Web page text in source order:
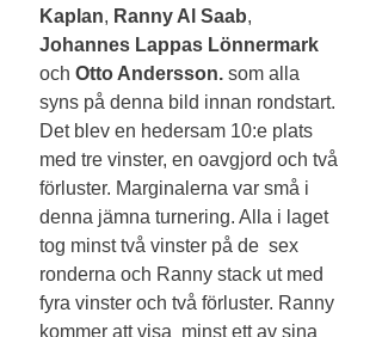
Kaplan, Ranny Al Saab,
Johannes Lappas Lönnermark
och Otto Andersson. som alla
syns på denna bild innan rondstart.
Det blev en hedersam 10:e plats
med tre vinster, en oavgjord och två
förluster. Marginalerna var små i
denna jämna turnering. Alla i laget
tog minst två vinster på de  sex
ronderna och Ranny stack ut med
fyra vinster och två förluster. Ranny
kommer att visa  minst ett av sina